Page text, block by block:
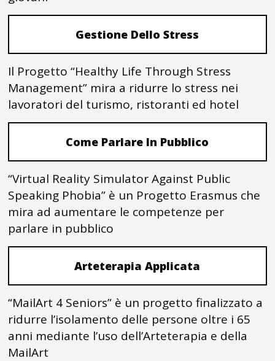
Gestione Dello Stress
Il Progetto “Healthy Life Through Stress
Management” mira a ridurre lo stress nei
lavoratori del turismo, ristoranti ed hotel
Come Parlare In Pubblico
“Virtual Reality Simulator Against Public
Speaking Phobia” è un Progetto Erasmus che
mira ad aumentare le competenze per
parlare in pubblico
Arteterapia Applicata
“MailArt 4 Seniors” è un progetto finalizzato a
ridurre l’isolamento delle persone oltre i 65
anni mediante l’uso dell’Arteterapia e della
MailArt